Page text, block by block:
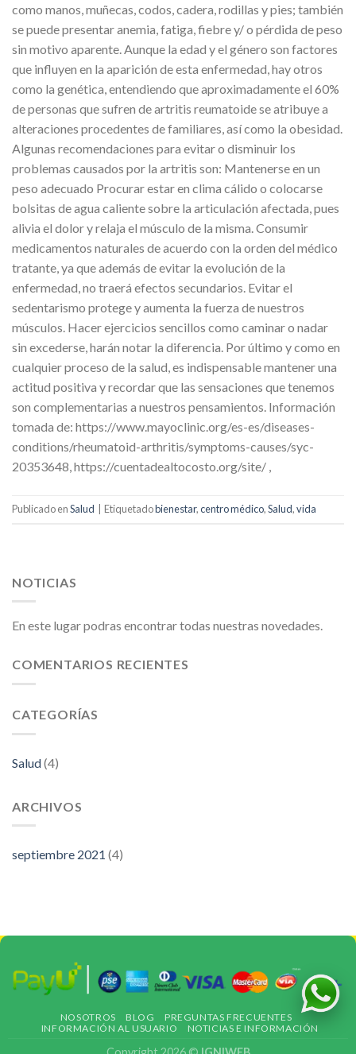
como manos, muñecas, codos, cadera, rodillas y pies; también
se puede presentar anemia, fatiga, fiebre y/ o pérdida de peso
sin motivo aparente. Aunque la edad y el género son factores
que influyen en la aparición de esta enfermedad, hay otros
como la genética, entendiendo que aproximadamente el 60%
de personas que sufren de artritis reumatoide se atribuye a
alteraciones procedentes de familiares, así como la obesidad.
Algunas recomendaciones para evitar o disminuir los
problemas causados por la artritis son: Mantenerse en un
peso adecuado Procurar estar en clima cálido o colocarse
bolsitas de agua caliente sobre la articulación afectada, pues
alivia el dolor y relaja el músculo de la misma. Consumir
medicamentos naturales de acuerdo con la orden del médico
tratante, ya que además de evitar la evolución de la
enfermedad, no traerá efectos secundarios. Evitar el
sedentarismo protege y aumenta la fuerza de nuestros
músculos. Hacer ejercicios sencillos como caminar o nadar
sin excederse, harán notar la diferencia. Por último y como en
cualquier proceso de la salud, es indispensable mantener una
actitud positiva y recordar que las sensaciones que tenemos
son complementarias a nuestros pensamientos. Información
tomada de: https://www.mayoclinic.org/es-es/diseases-
conditions/rheumatoid-arthritis/symptoms-causes/syc-
20353648, https://cuentadealtocosto.org/site/ ,
Publicado enSalud Etiquetadobienestar,centro médico,Salud,vida
NOTICIAS
En este lugar podras encontrar todas nuestras novedades.
COMENTARIOS RECIENTES
CATEGORÍAS
Salud(4)
ARCHIVOS
septiembre 2021 (4)
NOSOTROS BLOG
PREGUNTAS FRECUENTES
INFORMACIÓN AL USUARIO
NOTICIAS E INFORMACIÓN